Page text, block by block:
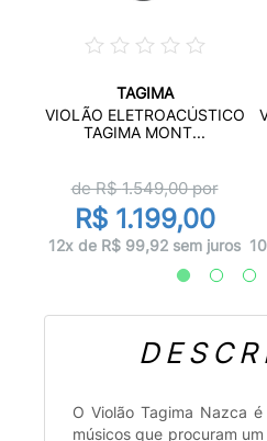
TAGIMA
VIOLÃO ELETROACÚSTICO
TAGIMA MONT...
de R$1.549,00por
R$ 1.199,00
12x de R$ 99,92 sem juros
O Violão Tagima Nazca
músicos que procuram